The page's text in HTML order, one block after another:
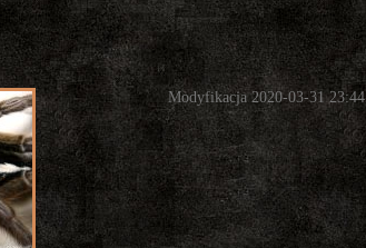
Modyfikacja 2020-03-31 23:44